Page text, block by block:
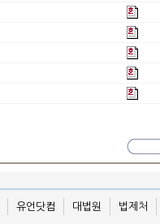
법제처
대법원
유언닷컴